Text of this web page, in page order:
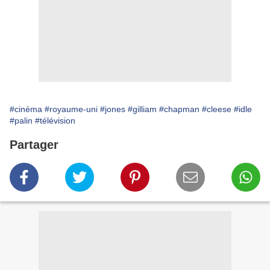
#cinéma #royaume-uni #jones #gilliam #chapman #cleese #idle
#palin #télévision
Partager